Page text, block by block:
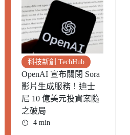
科技新創 TechHub
OpenAI 宣布關閉 Sora
影片生成服務！迪士
尼 10 億美元投資案隨
之破局
4 min